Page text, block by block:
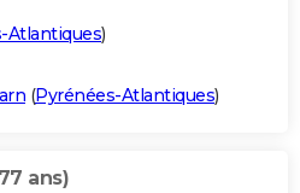
Atlantiques)
(Pyrénées-Atlantiques)
ans)